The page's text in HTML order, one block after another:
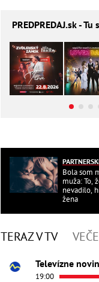
PREDPREDAJ.sk - Tu
Bola som
muža: To,
nevadilo,
žena
TERAZ V TV
Televízne
19:00